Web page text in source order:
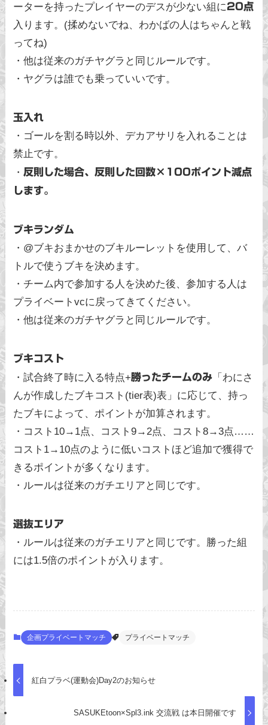
ーターを持ったプレイヤーのデスが少ない組に20点
入ります。(揉めないでね、わかばの人はちゃんと戦
ってね)
・他は従来のガチヤグラと同じルールです。
・ヤグラは誰でも乗っていいです。
玉入れ
・ゴールを割る時以外、デカアサリを入れることは
禁止です。
・反則した場合、反則した回数×100ポイント減点
します。
ブキランダム
・@ブキおまかせのブキルーレットを使用して、バ
トルで使うブキを決めます。
・チーム内で参加する人を決めた後、参加する人は
プライベートvcに戻ってきてください。
・他は従来のガチヤグラと同じルールです。
ブキコスト
・試合終了時に入る特点+勝ったチームのみ 「わにさ
んが作成したブキコスト(tier表)表」に応じて、持っ
たブキによって、ポイントが加算されます。
・コスト10→1点、コスト9→2点、コスト8→3点……
コスト1→10点のように低いコストほど追加で獲得で
きるポイントが多くなります。
・ルールは従来のガチエリアと同じです。
選抜エリア
・ルールは従来のガチエリアと同じです。勝った組
には1.5倍のポイントが入ります。
企画プライベートマッチ プライベートマッチ
紅白プラベ(運動会)Day2のお知らせ
SASUKEtoon×Spl3.ink 交流戦 は本日開催です